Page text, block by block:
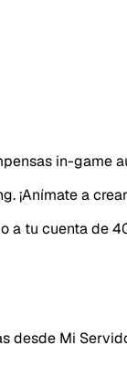
in-game
¡Anímate a
a tu cuenta de
desde Mi